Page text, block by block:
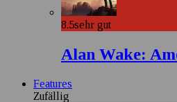
8.5sehr gut
Alan Wake:
Features
Zufällig